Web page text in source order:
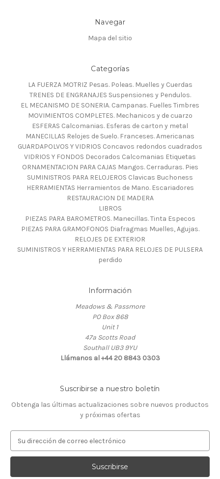
Navegar
Mapa del sitio
Categorías
LA FUERZA MOTRIZ Pesas. Poleas. Muelles y Cuerdas
TRENES DE ENGRANAJES Suspensiones y Pendulos.
EL MECANISMO DE SONERIA. Campanas. Fuelles Timbres
MOVIMIENTOS COMPLETES. Mechanicos y de cuarzo
ESFERAS Calcomanias. Esferas de carton y metal
MANECILLAS Relojes de Suelo. Franceses. Americanas
GUARDAPOLVOS Y VIDRIOS Concavos redondos cuadrados
VIDRIOS Y FONDOS Decorados Calcomanias Etiquetas
ORNAMENTACION PARA CAJAS Mangos. Cerraduras. Pies
SUMINISTROS PARA RELOJEROS Clavicas Buchoness
HERRAMIENTAS Herramientos de Mano. Escariadores
RESTAURACION DE MADERA
LIBROS
PIEZAS PARA BAROMETROS. Manecillas. Tinta Especos
PIEZAS PARA GRAMOFONOS Diafragmas Muelles, Agujas.
RELOJES DE EXTERIOR
SUMINISTROS Y HERRAMIENTAS PARA RELOJES DE PULSERA
perdido
Información
Meadows & Passmore
PO Box 868
Unit 1
47a Scotts Road
Southall UB3 9YU
Llámanos al +44 20 8843 0303
Suscribirse a nuestro boletín
Obtenga las últimas actualizaciones sobre nuevos productos
y próximas ofertas
r
c